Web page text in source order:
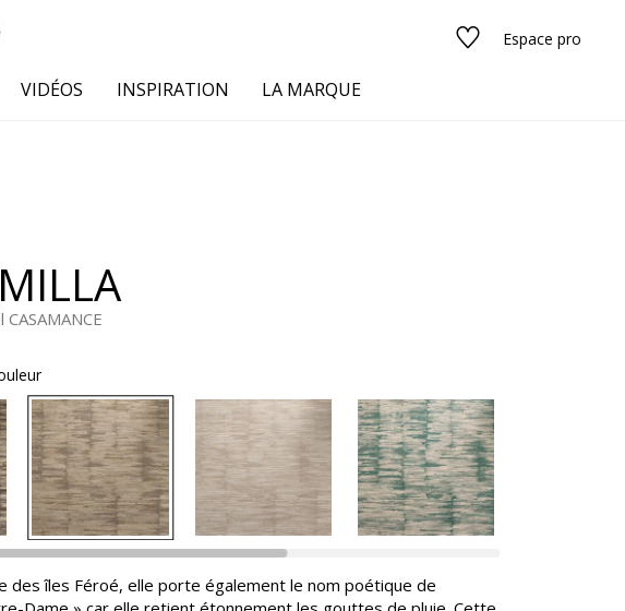
Espace pro
Bleu
Gris
Multicouleurs
Noir
Orange
Rose
Rouge
Vert
Voir tous les tissus
VIDÉOS INSPIRATION LA MARQUE
des îles Féroé, elle porte également le nom poétique de